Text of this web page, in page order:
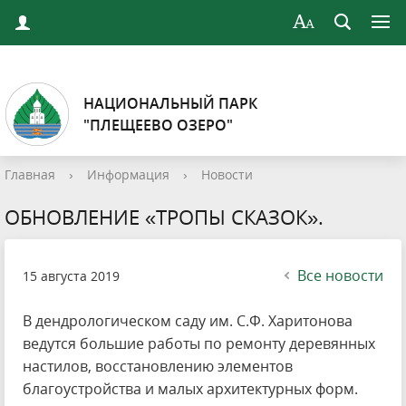
НАЦИОНАЛЬНЫЙ ПАРК
"ПЛЕЩЕЕВО ОЗЕРО"
Главная › Информация › Новости
ОБНОВЛЕНИЕ «ТРОПЫ СКАЗОК».
15 августа 2019 Все новости
В дендрологическом саду им. С.Ф. Харитонова
ведутся большие работы по ремонту деревянных
настилов, восстановлению элементов
благоустройства и малых архитектурных форм.